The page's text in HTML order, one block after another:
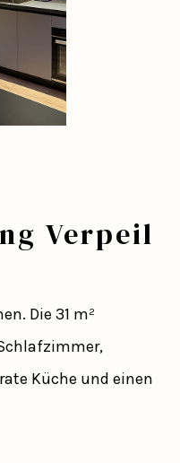
Verpeil
Die 31 m²
Küche und einen